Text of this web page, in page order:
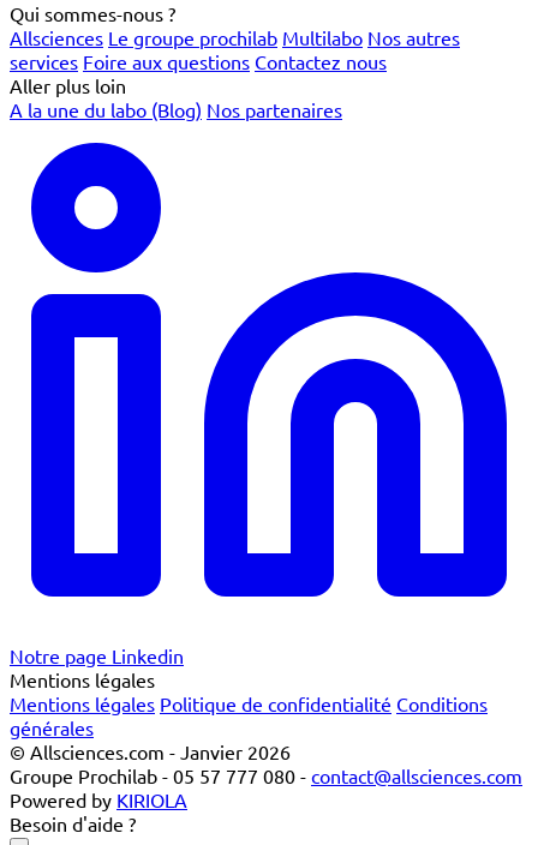
Qui sommes-nous ?
Allsciences Le groupe prochilab Multilabo Nos autres
services Foire aux questions Contactez nous
Aller plus loin
A la une du labo (Blog) Nos partenaires
Notre page Linkedin
Mentions légales
Mentions légales Politique de confidentialité Conditions
générales
© Allsciences.com - Janvier 2026
Groupe Prochilab - 05 57 777 080 - contact@allsciences.com
Powered by KIRIOLA
Besoin d'aide ?